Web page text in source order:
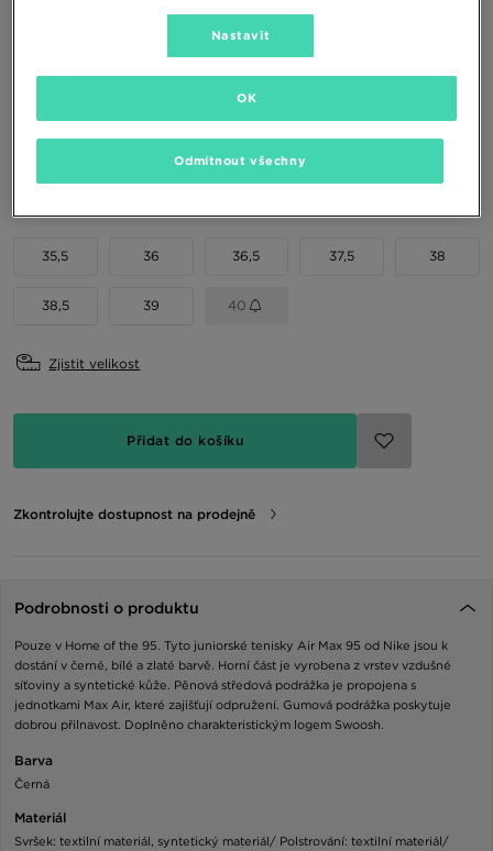
(Původní cena)
35,5 36 36,5 37,5 38
38,5 39 40
Zjistit velikost
Přidat do košíku
Zkontrolujte dostupnost na prodejně
Podrobnosti o produktu
Pouze v Home of the 95. Tyto juniorské tenisky Air Max 95 od Nike jsou k
dostání v černé, bílé a zlaté barvě. Horní část je vyrobena z vrstev vzdušné
síťoviny a syntetické kůže. Pěnová středová podrážka je propojena s
jednotkami Max Air, které zajišťují odpružení. Gumová podrážka poskytuje
dobrou přilnavost. Doplněno charakteristickým logem Swoosh.
Barva
Černá
Materiál
Svršek: textilní materiál, syntetický materiál/ Polstrování: textilní materiál/
Nastavit
Odmítnout všechny
OK